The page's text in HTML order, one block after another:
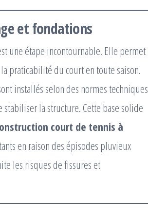
et fondations
une étape incontournable. Elle permet
praticabilité du court en toute saison.
installés selon des normes techniques
la structure. Cette base solide
court de tennis à
en raison des épisodes pluvieux
les risques de fissures et